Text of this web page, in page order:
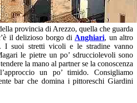
provincia di Arezzo, quella che guarda
il delizioso borgo di Anghiari, un altro
I suoi stretti vicoli e le stradine vanno
le pietre un po’ sdrucciolevoli sono
la mano al partner se la conoscenza
un po’ timido. Consigliamo
bar che domina i pittoreschi Giardini